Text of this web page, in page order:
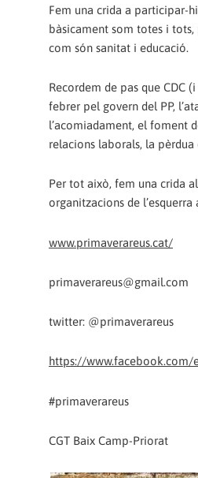
Fem una crida a participar-
bàsicament som totes i
com són sanitat i educació.
Recordem de pas que CDC
febrer pel govern del PP,
l’acomiadament, el foment
relacions laborals, la
Per tot això, fem una crida
organitzacions de
www.primaverareus.cat/
primaverareus@gmail.com
twitter: @primaverareus
https://www.facebook.com/
#primaverareus
CGT Baix Camp-Priorat